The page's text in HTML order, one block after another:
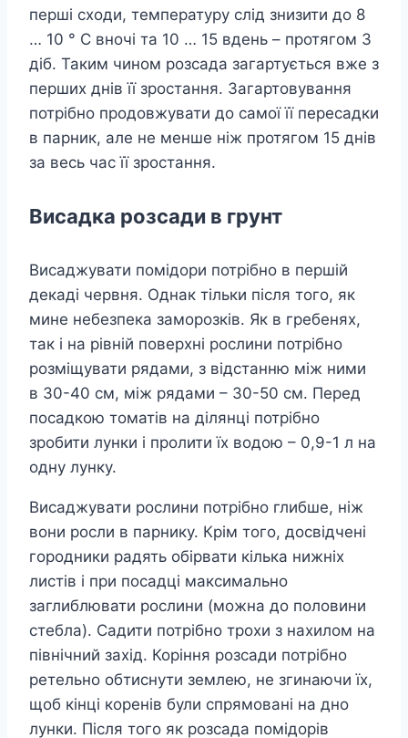
перші сходи, температуру слід знизити до 8
… 10 ° С вночі та 10 … 15 вдень – протягом 3
діб. Таким чином розсада загартується вже з
перших днів її зростання. Загартовування
потрібно продовжувати до самої її пересадки
в парник, але не менше ніж протягом 15 днів
за весь час її зростання.
Висадка розсади в грунт
Висаджувати помідори потрібно в першій
декаді червня. Однак тільки після того, як
мине небезпека заморозків. Як в гребенях,
так і на рівній поверхні рослини потрібно
розміщувати рядами, з відстанню між ними
в 30-40 см, між рядами – 30-50 см. Перед
посадкою томатів на ділянці потрібно
зробити лунки і пролити їх водою – 0,9-1 л на
одну лунку.
Висаджувати рослини потрібно глибше, ніж
вони росли в парнику. Крім того, досвідчені
городники радять обірвати кілька нижніх
листів і при посадці максимально
заглиблювати рослини (можна до половини
стебла). Садити потрібно трохи з нахилом на
північний захід. Коріння розсади потрібно
ретельно обтиснути землею, не згинаючи їх,
щоб кінці коренів були спрямовані на дно
лунки. Після того як розсада помідорів